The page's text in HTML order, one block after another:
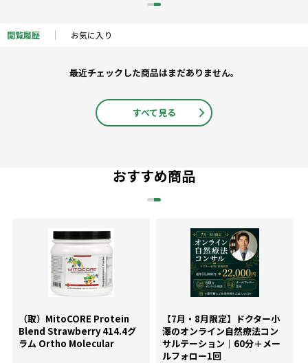
閲覧履歴 お気に入り
最近チェックした商品はまだありません。
すべて見る
おすすめ商品
（取）MitoCORE Protein
Blend Strawberry 414.4グ
ラム Ortho Molecular
【7月・8月限定】ドクター小
澤のオンライン自然療法コン
サルテーション｜60分＋メー
ルフォロー1回